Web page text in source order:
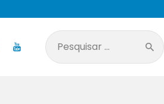
Pesquisar
por: